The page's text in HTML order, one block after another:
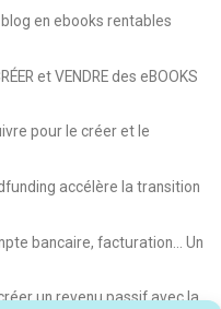
en ebooks rentables
et VENDRE des eBOOKS
pour le créer et le
accélère la transition
bancaire, facturation… Un
un revenu passif avec la